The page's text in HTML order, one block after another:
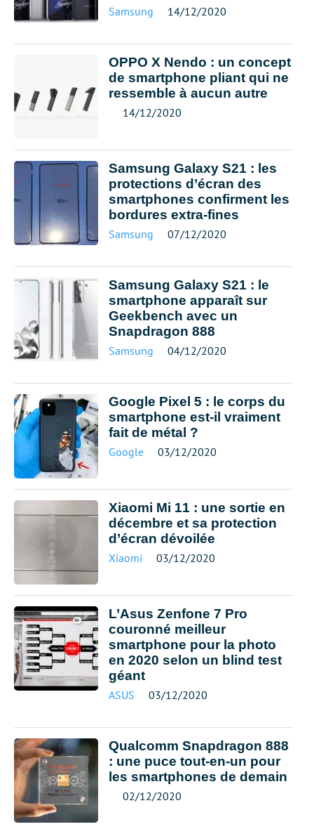
Samsung 14/12/2020
OPPO X Nendo : un concept
de smartphone pliant qui ne
ressemble à aucun autre
14/12/2020
Samsung Galaxy S21 : les
protections d’écran des
smartphones confirment les
bordures extra-fines
Samsung 07/12/2020
Samsung Galaxy S21 : le
smartphone apparaît sur
Geekbench avec un
Snapdragon 888
Samsung 04/12/2020
Google Pixel 5 : le corps du
smartphone est-il vraiment
fait de métal ?
Google 03/12/2020
Xiaomi Mi 11 : une sortie en
décembre et sa protection
d’écran dévoilée
Xiaomi 03/12/2020
L’Asus Zenfone 7 Pro
couronné meilleur
smartphone pour la photo
en 2020 selon un blind test
géant
ASUS 03/12/2020
Qualcomm Snapdragon 888
: une puce tout-en-un pour
les smartphones de demain
02/12/2020